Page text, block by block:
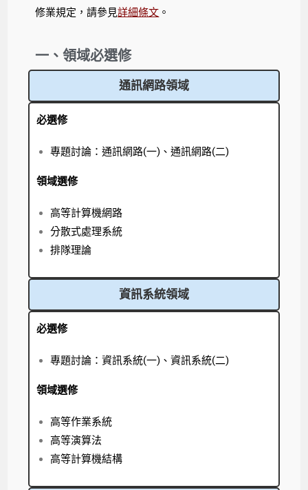
修業規定，請參見詳細條文 。
一、領域必選修
通訊網路領域
必選修
專題討論：通訊網路(一)、通訊網路(二)
領域選修
高等計算機網路
分散式處理系統
排隊理論
資訊系統領域
必選修
專題討論：資訊系統(一)、資訊系統(二)
領域選修
高等作業系統
高等演算法
高等計算機結構